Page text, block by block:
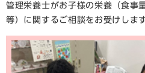
管理栄養士がお子様の栄養（食事
等）に関するご相談をお受けします